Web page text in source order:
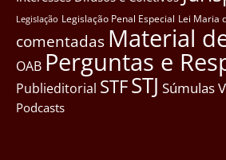
Legislação Legislação Penal Especial Lei Maria
comentadas Material
OAB Perguntas e
Publieditorial STFSTJ Súmulas
Podcasts